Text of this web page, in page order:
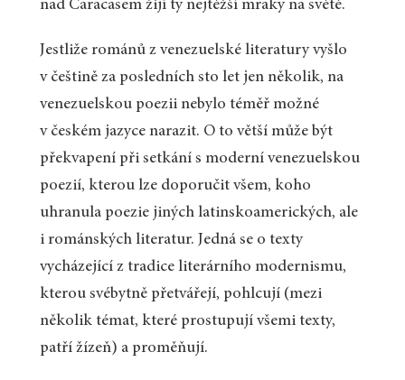
nad Caracasem žijí ty nejtěžší mraky na světě.
Jestliže románů z venezuelské literatury vyšlo
v češtině za posledních sto let jen několik, na
venezuelskou poezii nebylo téměř možné
v českém jazyce narazit. O to větší může být
překvapení při setkání s moderní venezuelskou
poezií, kterou lze doporučit všem, koho
uhranula poezie jiných latinskoamerických, ale
i románských literatur. Jedná se o texty
vycházející z tradice literárního modernismu,
kterou svébytně přetvářejí, pohlcují (mezi
několik témat, které prostupují všemi texty,
patří žízeň) a proměňují.